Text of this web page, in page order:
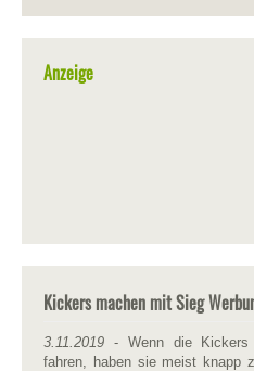
Anzeige
Kickers machen mit Sieg
3.11.2019 - Wenn die Kickers
fahren, haben sie meist knapp